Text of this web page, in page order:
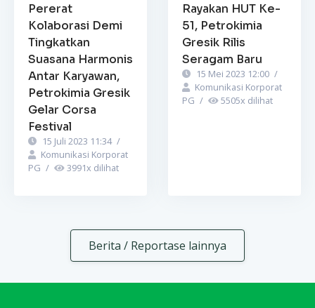
Pererat
Kolaborasi Demi
Tingkatkan
Suasana Harmonis
Antar Karyawan,
Petrokimia Gresik
Gelar Corsa
Festival
15 Juli 2023 11:34 /
Komunikasi Korporat
PG / 3991x dilihat
Rayakan HUT Ke-
51, Petrokimia
Gresik Rilis
Seragam Baru
15 Mei 2023 12:00 /
Komunikasi Korporat
PG / 5505x dilihat
Berita / Reportase lainnya